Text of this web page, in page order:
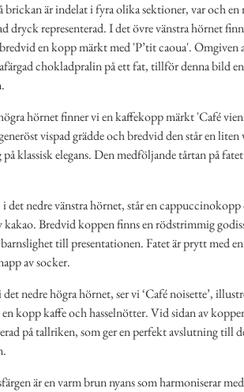
är indelat i fyra olika sektioner, var och en
dryck representerad. I det övre vänstra hörnet
en kopp märkt med 'P’tit caoua'. Omgiven
chokladpralin på ett fat, tillför denna bild
hörnet finner vi en kaffekopp märkt 'Café
vispad grädde och bredvid den står en
klassisk elegans. Den medföljande tårtan på
det nedre vänstra hörnet, står en cappuccinokopp
kakao. Bredvid koppen finns en rödstrimmig
till presentationen. Fatet är prytt med
av socker.
nedre högra hörnet, ser vi ‘Café noisette’,
kopp kaffe och hasselnötter. Vid sidan av
på tallriken, som ger en perfekt avslutning till
är en varm brun nyans som harmoniserar